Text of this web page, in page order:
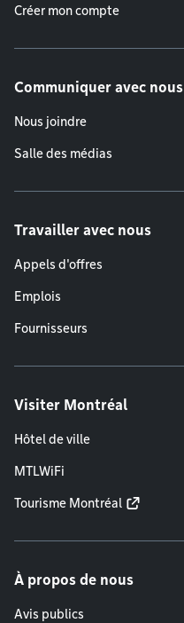
Créer mon compte
Communiquer avec nous
Nous joindre
Salle des médias
Travailler avec nous
Appels d'offres
Emplois
Fournisseurs
Visiter Montréal
Hôtel de ville
MTLWiFi
Tourisme Montréal
À propos de nous
Avis publics